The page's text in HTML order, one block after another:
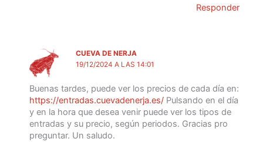
Responder
CUEVA DE NERJA
19/12/2024 A LAS 14:01
Buenas tardes, puede ver los precios de cada día en:
https://entradas.cuevadenerja.es/Pulsando en el día
y en la hora que desea venir puede ver los tipos de
entradas y su precio, según periodos. Gracias pro
preguntar. Un saludo.